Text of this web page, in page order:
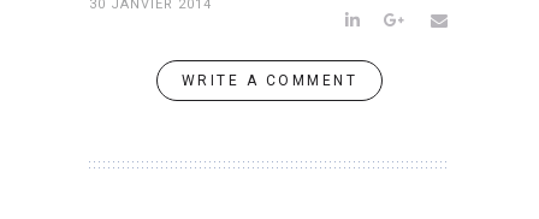
30 JANVIER 2014
WRITE A COMMENT